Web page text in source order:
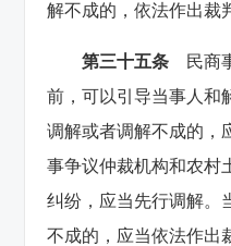
解不成的，依法作出裁
第三十五条 民商
前，可以引导当事人和
调解或者调解不成的，
事争议仲裁机构和农村
纠纷，应当先行调解。
不成的，应当依法作出